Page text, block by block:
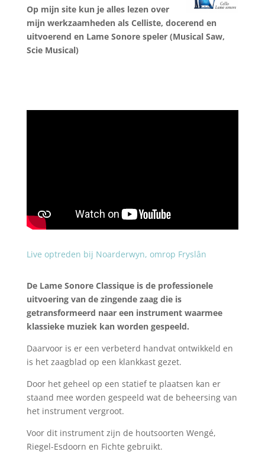
Op mijn site kun je alles lezen over
mijn werkzaamheden als Celliste, docerend en
uitvoerend en Lame Sonore speler (Musical Saw,
Scie Musical)
Live optreden bij Noarderwyn, omrop Fryslân
De Lame Sonore Classique is de professionele
uitvoering van de zingende zaag die is
getransformeerd naar een instrument waarmee
klassieke muziek kan worden gespeeld.
Daarvoor is er een verbeterd handvat ontwikkeld en
is het zaagblad op een klankkast gezet.
Door het geheel op een statief te plaatsen kan er
staand mee worden gespeeld wat de beheersing van
het instrument vergroot.
Voor dit instrument zijn de houtsoorten Wengé,
Riegel-Esdoorn en Fichte gebruikt.